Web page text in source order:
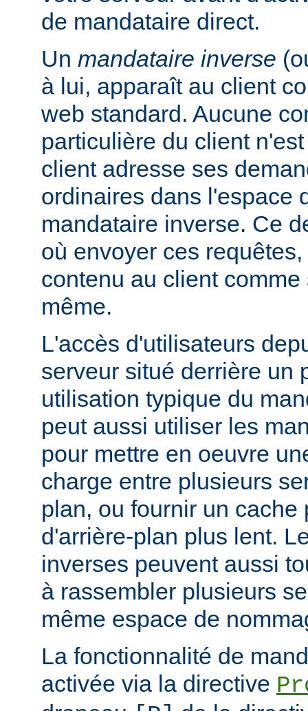
de mandataire direct.
Un mandataire inverse
à lui, apparaît au client
web standard. Aucune
particulière du client
client adresse ses
ordinaires dans l'espace
mandataire inverse. Ce
où envoyer ces
contenu au client
même.
L'accès d'utilisateurs
serveur situé derrière un
utilisation typique du
peut aussi utiliser les
pour mettre en oeuvre
charge entre plusieurs
plan, ou fournir un cache
d'arrière-plan plus lent.
inverses peuvent aussi
à rassembler plusieurs
même espace de
La fonctionnalité de
activée via la directive